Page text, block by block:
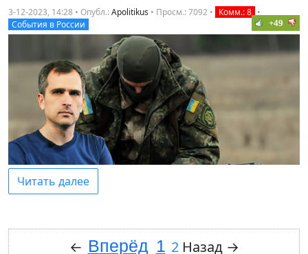
3-12-2023, 14:28 • Опубл.:Apolitikus • Просм.: 7092 • Комм.: 8 •
События в России
+49
Читать далее
← Вперёд 1 2 Назад→